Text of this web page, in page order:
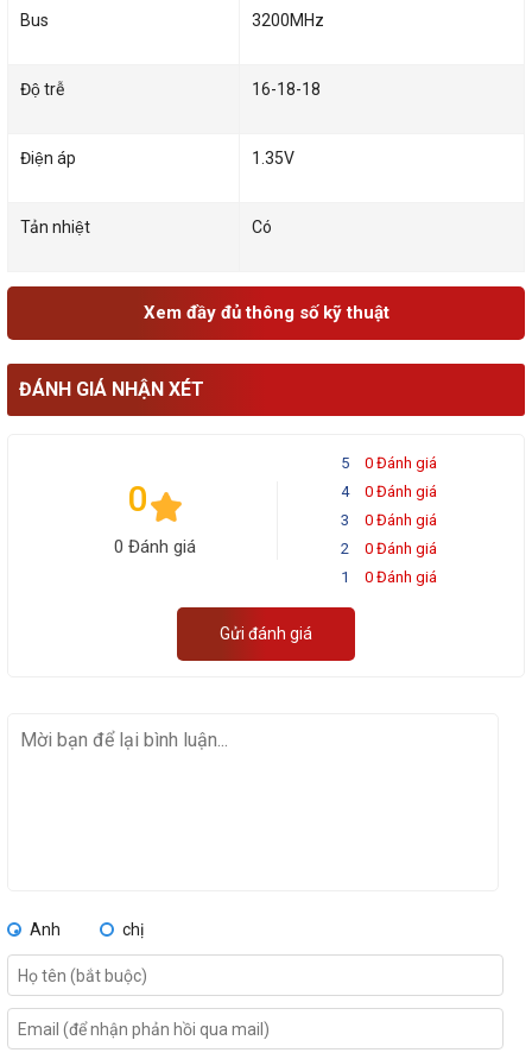
Bus 3200MHz
Độ trễ 16-18-18
Điện áp 1.35V
Tản nhiệt Có
Xem đầy đủ thông số kỹ thuật
ĐÁNH GIÁ NHẬN XÉT
0
0 Đánh giá
5
0 Đánh giá
4
0 Đánh giá
3
0 Đánh giá
2
0 Đánh giá
1
0 Đánh giá
Gửi đánh giá
Anh chị